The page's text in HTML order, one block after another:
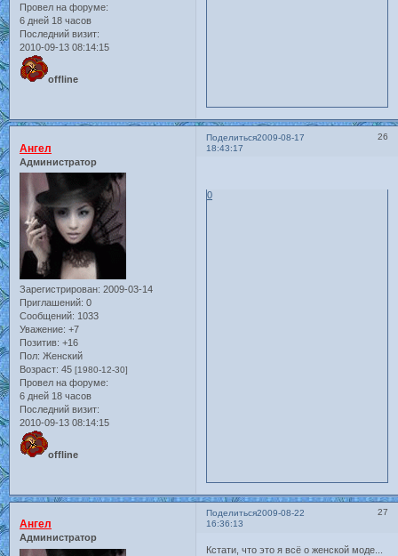
Провел на форуме:
6 дней 18 часов
Последний визит:
2010-09-13 08:14:15
offline
Поделиться 26
2009-08-17
18:43:17
Ангел
Администратор
Зарегистрирован: 2009-03-14
Приглашений: 0
Сообщений: 1033
Уважение: +7
Позитив: +16
Пол: Женский
Возраст: 45 [1980-12-30]
Провел на форуме:
6 дней 18 часов
Последний визит:
2010-09-13 08:14:15
offline
0
Поделиться 27
2009-08-22
16:36:13
Ангел
Администратор
Кстати, что это я всё о женской моде...